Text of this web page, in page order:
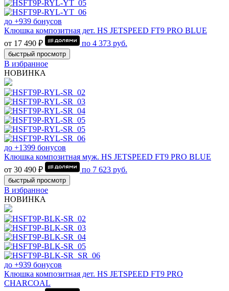
до +939 бонусов
Клюшка композитная дет. HS JETSPEED FT9 PRO BLUE
от 17 490 ₽
по 4 373 руб.
быстрый просмотр
В избранное
НОВИНКА
до +1399 бонусов
Клюшка композитная муж. HS JETSPEED FT9 PRO BLUE
от 30 490 ₽
по 7 623 руб.
быстрый просмотр
В избранное
НОВИНКА
до +939 бонусов
Клюшка композитная дет. HS JETSPEED FT9 PRO
CHARCOAL